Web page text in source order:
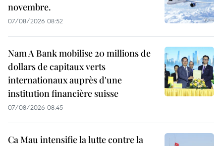
novembre.
07/08/2026 08:52
Nam A Bank mobilise 20 millions de
dollars de capitaux verts
internationaux auprès d'une
institution financière suisse
07/08/2026 08:45
Ca Mau intensifie la lutte contre la